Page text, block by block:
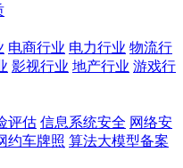
电商行业 电力行业 物流行
影视行业 地产行业 游戏行
评估 信息系统安全 网络安
约车牌照 算法大模型备案